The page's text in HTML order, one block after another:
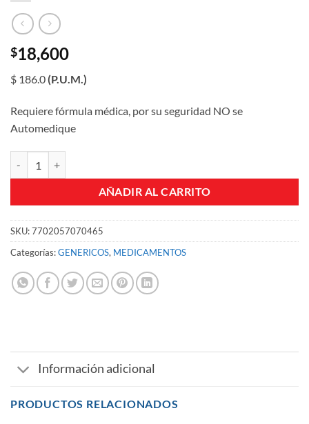
$18,600
$ 186.0(P.U.M.)
Requiere fórmula médica, por su seguridad NO se
Automedique
AÑADIR AL CARRITO
SKU:7702057070465
Categorías:GENERICOS, MEDICAMENTOS
Información adicional
PRODUCTOS RELACIONADOS